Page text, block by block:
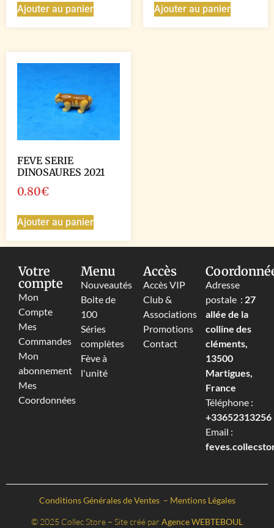
Ajouter au panier Ajouter au panier
FEVE SERIE
DINOSAURES 2021
0.80€
Ajouter au panier
Votre
compte
Mon
Compte
Mes
Commandes
Mon
abonnement
Mes
Coordonnées
Menu
Nouveautés
Boite de
100
Séries
complètes
Fève à
l'unité
Accès
Accès VIP
Club &
Associations
Promotions
Contact
Adresse
postale : 27
allée de la
colline des
cléments,
13500
Martigues,
France
Téléphone :
+33652313256‬
Email :
Conditions Générales de Ventes – Mentions Légales
© 2025 Collec Store – Site créé par Agence WEBTEBOUL